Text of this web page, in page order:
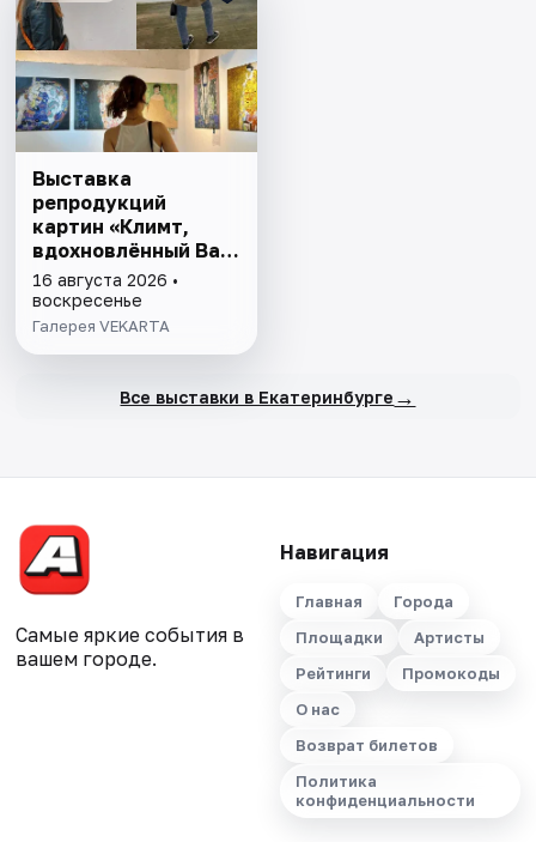
Выставка
репродукций
картин «Климт,
вдохновлённый Ван
Гогом, Моне,
Матиссом»
16 августа 2026 •
воскресенье
Галерея VEKARTA
Все выставки в Екатеринбурге →
Самые яркие события в
вашем городе.
Навигация
Главная
Города
Площадки
Артисты
Рейтинги
Промокоды
О нас
Возврат билетов
Политика
конфиденциальности